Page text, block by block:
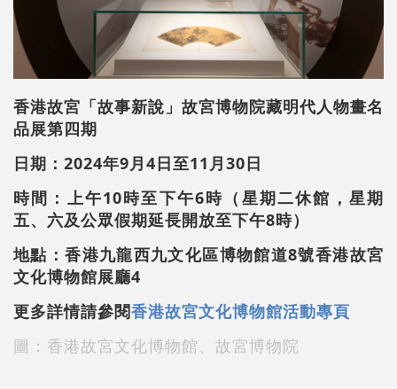
香港故宮「故事新說」故宮博物院藏明代人物畫名
品展第四期
日期：2024年9月4日至11月30日
時間：上午10時至下午6時（星期二休館，星期
五、六及公眾假期延長開放至下午8時）
地點：香港九龍西九文化區博物館道8號香港故宮
文化博物館展廳4
更多詳情請參閱香港故宮文化博物館活動專頁
圖：香港故宮文化博物館、故宮博物院